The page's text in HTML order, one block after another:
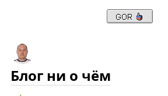
Блог ни о чём